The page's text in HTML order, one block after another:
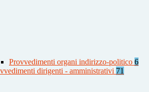
Provvedimenti organi indirizzo-politico 6
dirigenti - amministrativi 71